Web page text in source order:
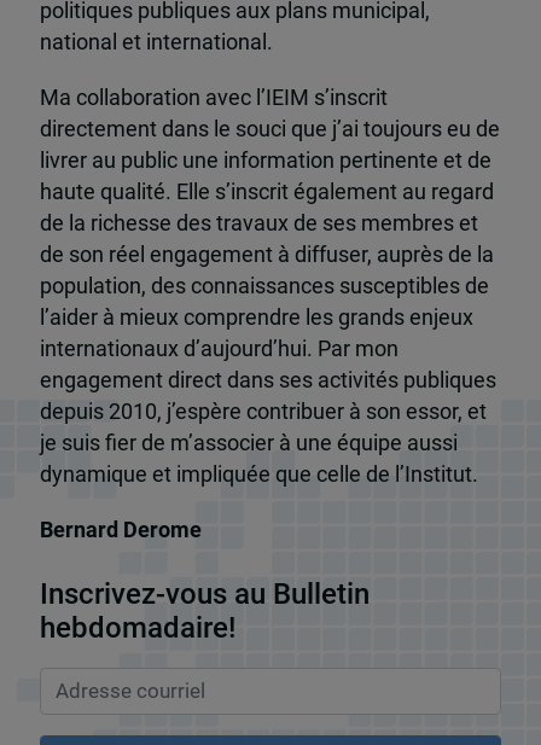
politiques publiques aux plans municipal,
national et international.
Ma collaboration avec l’IEIM s’inscrit
directement dans le souci que j’ai toujours eu de
livrer au public une information pertinente et de
haute qualité. Elle s’inscrit également au regard
de la richesse des travaux de ses membres et
de son réel engagement à diffuser, auprès de la
population, des connaissances susceptibles de
l’aider à mieux comprendre les grands enjeux
internationaux d’aujourd’hui. Par mon
engagement direct dans ses activités publiques
depuis 2010, j’espère contribuer à son essor, et
je suis fier de m’associer à une équipe aussi
dynamique et impliquée que celle de l’Institut.
Bernard Derome
Inscrivez-vous au Bulletin
hebdomadaire!